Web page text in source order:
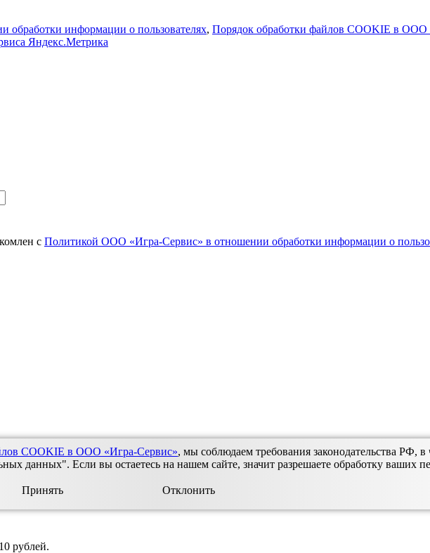
информации о пользователях, Порядок обработки файлов COOKIE в ООО
Яндекс.Метрика
с Политикой ООО «Игра-Сервис» в отношении обработки информации о
Балахта Ульяновск Шарыпово Березовка, Зыково
рублей.
COOKIE в ООО «Игра-Сервис», мы соблюдаем требования законодательства РФ, в
данных". Если вы остаетесь на нашем сайте, значит разрешаете обработку ваших
Принять Отклонить